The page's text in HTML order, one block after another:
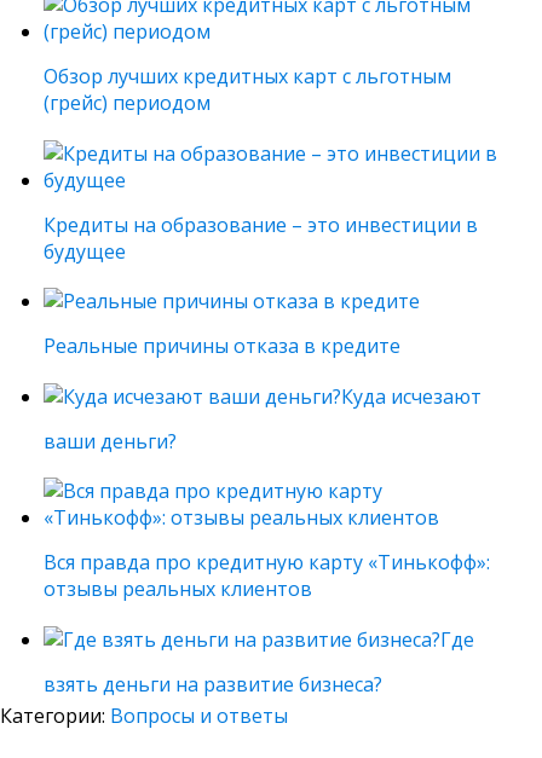
Обзор лучших кредитных карт с льготным
(грейс) периодом
Кредиты на образование – это инвестиции в
будущее
Реальные причины отказа в кредите
Куда исчезают
ваши деньги?
Вся правда про кредитную карту «Тинькофф»:
отзывы реальных клиентов
Где
взять деньги на развитие бизнеса?
Категории: Вопросы и ответы